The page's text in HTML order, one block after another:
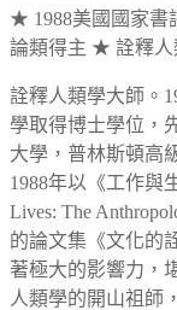
★ 1988美國國家書
論類得主 ★ 詮釋人
詮釋人類學大師。
學取得博士學位，
大學，普林斯頓高
1988年以《工作與
Lives: The
的論文集《文化的
著極大的影響力，
人類學的開山祖師